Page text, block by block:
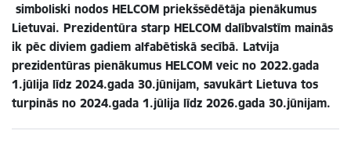
simboliski nodos HELCOM priekšsēdētāja pienākumus
Lietuvai. Prezidentūra starp HELCOM dalībvalstīm mainās
ik pēc diviem gadiem alfabētiskā secībā. Latvija
prezidentūras pienākumus HELCOM veic no 2022.gada
1.jūlija līdz 2024.gada 30.jūnijam, savukārt Lietuva tos
turpinās no 2024.gada 1.jūlija līdz 2026.gada 30.jūnijam.